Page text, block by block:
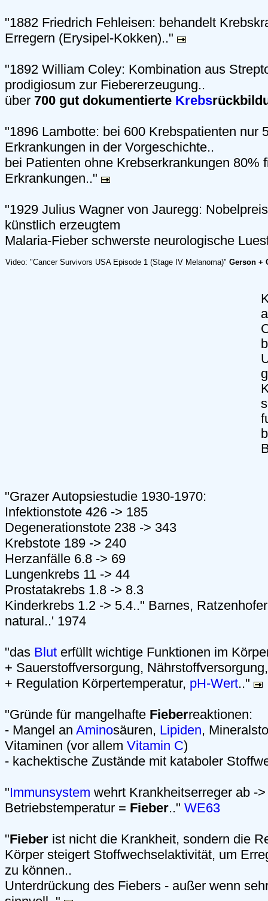
"1882 Friedrich Fehleisen: behandelt
Erregern (Erysipel-Kokken).."
"1892 William Coley: Kombination aus
prodigiosum zur Fiebererzeugung..
über 700 gut dokumentierte Krebs
"1896 Lambotte: bei 600 Krebspatienten nur
Erkrankungen in der Vorgeschichte..
bei Patienten ohne Krebserkrankungen 80%
Erkrankungen.."
"1929 Julius Wagner von Jauregg:
künstlich erzeugtem
Malaria-Fieber schwerste neurologische
Video: "Cancer Survivors USA Episode 1 (Stage IV Melanoma)" Gerson +
"Grazer Autopsiestudie 1930-1970:
Infektionstote 426 -> 185
Degenerationstote 238 -> 343
Krebstote 189 -> 240
Herzanfälle 6.8 -> 69
Lungenkrebs 11 -> 44
Prostatakrebs 1.8 -> 8.3
Kinderkrebs 1.2 -> 5.4.." Barnes,
natural..' 1974
"das Blut erfüllt wichtige Funktionen im
+ Sauerstoffversorgung,
+ Regulation Körpertemperatur, pH-Wert.."
"Gründe für mangelhafte Fieberreaktionen:
- Mangel an Aminosäuren, Lipiden,
Vitaminen (vor allem Vitamin C)
- kachektische Zustände mit kataboler
"Immunsystem wehrt Krankheitserreger ab -
Betriebstemperatur = Fieber.." WE63
"Fieber ist nicht die Krankheit, sondern die
Körper steigert Stoffwechselaktivität, um
zu können..
Unterdrückung des Fiebers - außer wenn